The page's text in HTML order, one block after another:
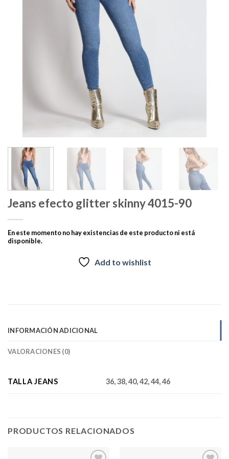
Jeans efecto glitter skinny 4015-90
En este momento no hay existencias de este producto ni está
disponible.
Add to wishlist
INFORMACIÓN ADICIONAL
VALORACIONES (0)
TALLA JEANS 36, 38, 40, 42, 44, 46
PRODUCTOS RELACIONADOS